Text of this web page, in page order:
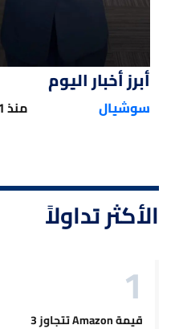
أبرز أخبار اليوم
سوشيال منذ 21 ساعة
الأكثر تداولاً
قيمة Amazon تتجاوز 3